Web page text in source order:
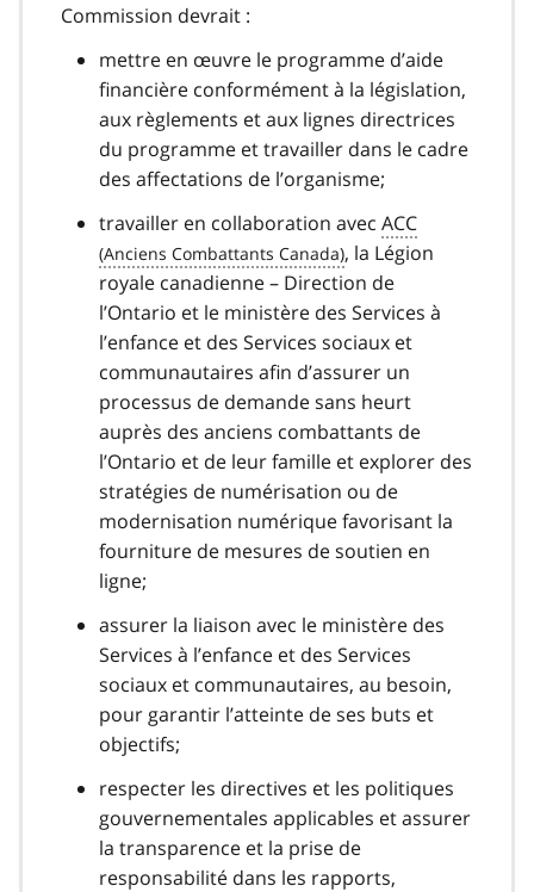
Commission devrait :
mettre en œuvre le programme d’aide
financière conformément à la législation,
aux règlements et aux lignes directrices
du programme et travailler dans le cadre
des affectations de l’organisme;
travailler en collaboration avec ACC
, la Légion
royale canadienne – Direction de
l’Ontario et le ministère des Services à
l’enfance et des Services sociaux et
communautaires afin d’assurer un
processus de demande sans heurt
auprès des anciens combattants de
l’Ontario et de leur famille et explorer des
stratégies de numérisation ou de
modernisation numérique favorisant la
fourniture de mesures de soutien en
ligne;
assurer la liaison avec le ministère des
Services à l’enfance et des Services
sociaux et communautaires, au besoin,
pour garantir l’atteinte de ses buts et
objectifs;
respecter les directives et les politiques
gouvernementales applicables et assurer
la transparence et la prise de
responsabilité dans les rapports,